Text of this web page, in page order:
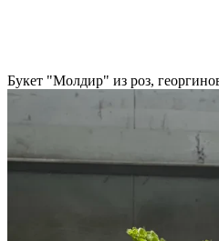
Букет "Молдир" из роз,